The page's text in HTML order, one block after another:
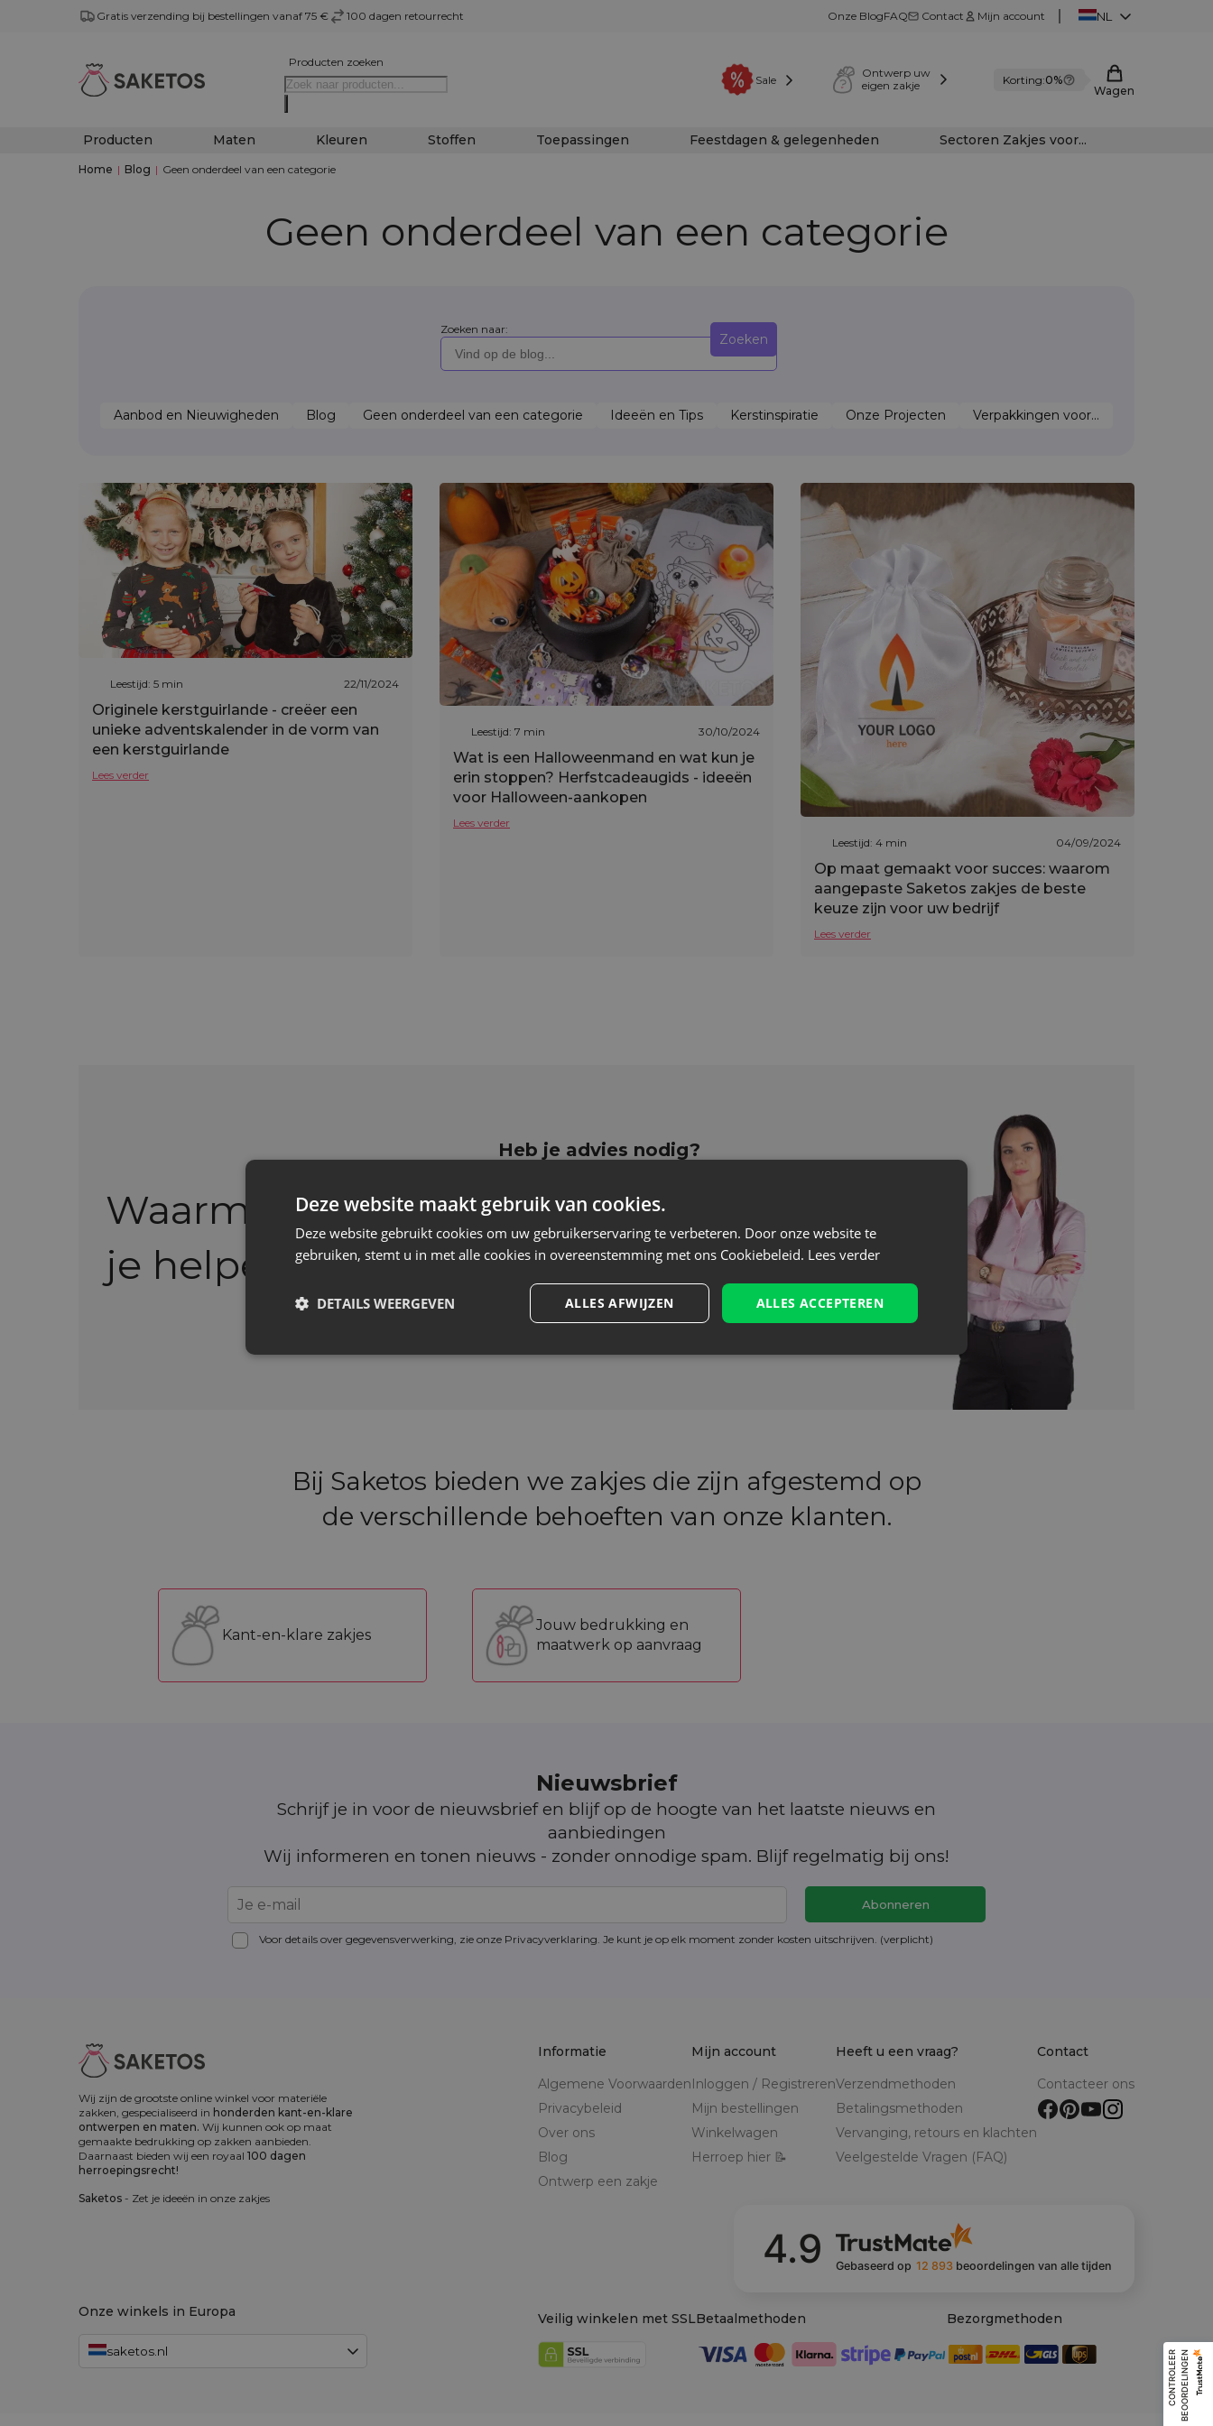
Gratis verzending bij bestellingen vanaf 75 € 100 dagen retourrecht Onze BlogFAQ Contact Mijn account NL
Producten zoeken
Sale
Ontwerp uw
eigen zakje
Korting:0%
Wagen
Producten Maten Kleuren Stoffen Toepassingen Feestdagen & gelegenheden Sectoren Zakjes voor...
Home | Blog | Geen onderdeel van een categorie
Geen onderdeel van een categorie
Zoeken naar:
Zoeken
Aanbod en Nieuwigheden Blog Geen onderdeel van een categorie Ideeën en Tips Kerstinspiratie Onze Projecten Verpakkingen voor...
Leestijd: 5 min 22/11/2024
Originele kerstguirlande - creëer een
unieke adventskalender in de vorm van
een kerstguirlande
Lees verder
Leestijd: 7 min 30/10/2024
Wat is een Halloweenmand en wat kun je
erin stoppen? Herfstcadeaugids - ideeën
voor Halloween-aankopen
Lees verder
Leestijd: 4 min
04/09/2024
Op maat gemaakt voor succes: waarom
aangepaste Saketos zakjes de beste
keuze zijn voor uw bedrijf
Lees verder
Waarmee kan ik
je helpen?
Heb je advies nodig?
bestellen?
+49 1512 4025 113
Contactformulier
Bij Saketos bieden we zakjes die zijn afgestemd op
de verschillende behoeften van onze klanten.
Kant-en-klare zakjes
Jouw bedrukking en
maatwerk op aanvraag
Nieuwsbrief
Schrijf je in voor de nieuwsbrief en blijf op de hoogte van het laatste nieuws en
aanbiedingen
Wij informeren en tonen nieuws - zonder onnodige spam. Blijf regelmatig bij ons!
Voor details over gegevensverwerking, zie onze Privacyverklaring. Je kunt je op elk moment zonder kosten uitschrijven. (verplicht)
Wij zijn de grootste online winkel voor materiële
zakken, gespecialiseerd in honderden kant-en-klare
ontwerpen en maten. Wij kunnen ook op maat
gemaakte bedrukking op zakken aanbieden.
Daarnaast bieden wij een royaal 100 dagen
herroepingsrecht!
Saketos - Zet je ideeën in onze zakjes
Onze winkels in Europa
saketos.nl
Informatie
Algemene Voorwaarden
Privacybeleid
Over ons
Blog
Ontwerp een zakje
Mijn account
Inloggen / Registreren
Mijn bestellingen
Winkelwagen
Herroep hier 📝
Heeft u een vraag?
Verzendmethoden
Betalingsmethoden
Vervanging, retours en klachten
Veelgestelde Vragen (FAQ)
Contact
Contacteer ons
4.9 Gebaseerd op 12 893 beoordelingenvan alle tijden
Veilig winkelen met SSLBetaalmethoden Bezorgmethoden
C
O
N
T
R
O
L
E
E
R
B
E
O
O
R
D
E
L
I
N
G
EN
Deze website maakt gebruik van cookies.
Deze website gebruikt cookies om uw gebruikerservaring te verbeteren. Door onze website te
gebruiken, stemt u in met alle cookies in overeenstemming met ons Cookiebeleid. Lees verder
ALLES ACCEPTEREN
ALLES AFWIJZEN
DETAILS WEERGEVEN